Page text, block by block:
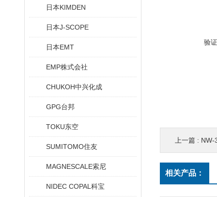
日本KIMDEN
日本J-SCOPE
日本EMT
EMP株式会社
CHUKOH中兴化成
GPG台邦
TOKU东空
SUMITOMO住友
MAGNESCALE索尼
NIDEC COPAL科宝
验
上一篇 : NW-
相关产品：